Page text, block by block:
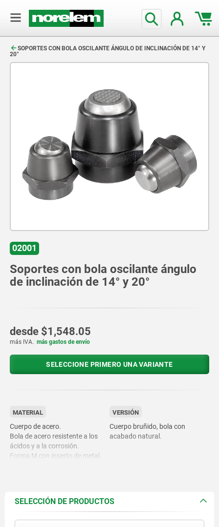
SOPORTES CON BOLA OSCILANTE ÁNGULO DE INCLINACIÓN DE 14° Y
20°
02001
Soportes con bola oscilante ángulo
de inclinación de 14° y 20°
desde $1,548.05
más IVA. más gastos de envío
SELECCIONE PRIMERO UNA VARIANTE
MATERIAL
Cuerpo de acero.
Bola de acero resistente a los
ácidos y a la corrosión.
Forma M con inserto de metal
VERSIÓN
Cuerpo bruñido, bola con
acabado natural.
SELECCIÓN DE PRODUCTOS